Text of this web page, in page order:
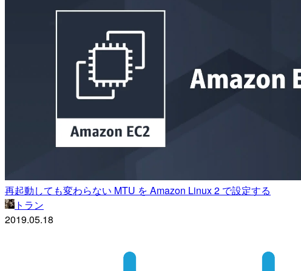
再起動しても変わらない MTU を Amazon Linux 2 で設定する
トラン
2019.05.18